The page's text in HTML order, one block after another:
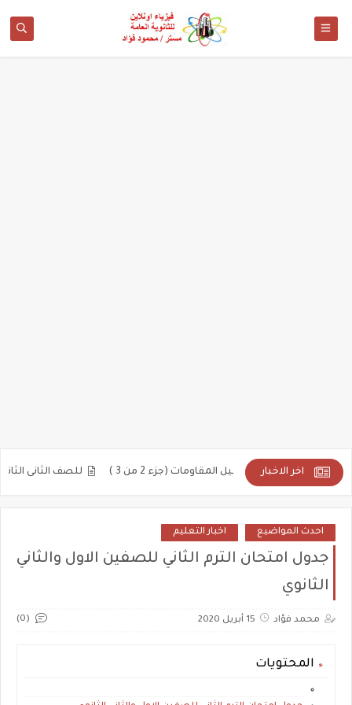
اخر الاخبار للصف الثانى الثانوى 2025: منحنيات الحركة الاهتزازية
احدث المواضيع اخبار التعليم
جدول امتحان الترم الثاني للصفين الاول والثاني
الثانوي
محمد فؤاد 15 أبريل 2020 (0)
المحتويات